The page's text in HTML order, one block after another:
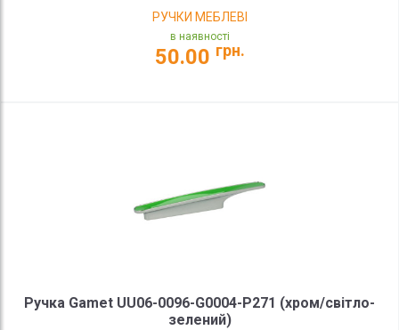
РУЧКИ МЕБЛЕВІ
в наявності
50.00 грн.
Ручка Gamet UU06-0096-G0004-P271 (хром/світло-
зелений)